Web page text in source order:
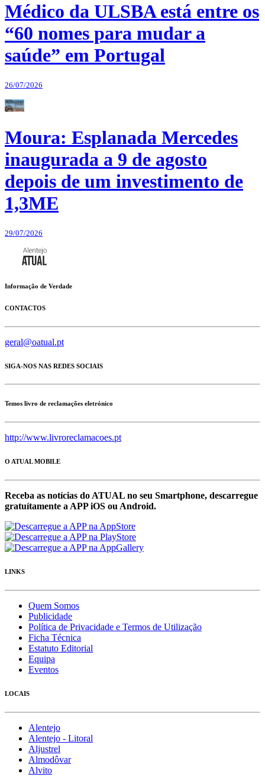
Médico da ULSBA está entre os
“60 nomes para mudar a
saúde” em Portugal
26/07/2026
Moura: Esplanada Mercedes
inaugurada a 9 de agosto
depois de um investimento de
1,3ME
29/07/2026
Informação de Verdade
CONTACTOS
geral@oatual.pt
SIGA-NOS NAS REDES SOCIAIS
Temos livro de reclamações eletrónico
http://www.livroreclamacoes.pt
O ATUAL MOBILE
Receba as notícias do ATUAL no seu Smartphone, descarregue
gratuítamente a APP iOS ou Android.
LINKS
Quem Somos
Publicidade
Política de Privacidade e Termos de Utilização
Ficha Técnica
Estatuto Editorial
Equipa
Eventos
LOCAIS
Alentejo
Alentejo - Litoral
Aljustrel
Almodôvar
Alvito